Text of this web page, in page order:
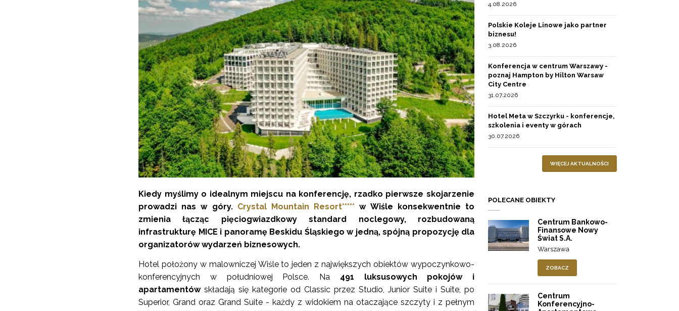
Kiedy myślimy o idealnym miejscu na konferencję, rzadko pierwsze skojarzenie
prowadzi nas w góry. Crystal Mountain Resort***** w Wiśle konsekwentnie to
zmienia łącząc pięciogwiazdkowy standard noclegowy, rozbudowaną
infrastrukturę MICE i panoramę Beskidu Śląskiego w jedną, spójną propozycję dla
organizatorów wydarzeń biznesowych.
Hotel położony w malowniczej Wiśle to jeden z największych obiektów wypoczynkowo-
konferencyjnych w południowej Polsce. Na 491 luksusowych pokojów i
apartamentówskładają się kategorie od Classic przez Studio, Junior Suite i Suite, po
Superior, Grand oraz Grand Suite - każdy z widokiem na otaczające szczyty i z pełnym
4.08.2026
Polskie Koleje Linowe jako partner
biznesu!
3.08.2026
Konferencja w centrum Warszawy -
poznaj Hampton by Hilton Warsaw
City Centre
31.07.2026
Hotel Meta w Szczyrku - konferencje,
szkolenia i eventy w górach
30.07.2026
WIĘCEJ AKTUALNOŚCI
POLECANE OBIEKTY
Centrum Bankowo-
Finansowe Nowy
Świat S.A.
Warszawa
ZOBACZ
Centrum
Konferencyjno-